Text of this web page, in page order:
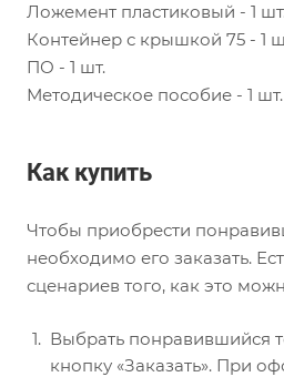
Ложемент пластиковый - 1
Контейнер с крышкой 75 - 1
ПО - 1 шт.
Методическое пособие - 1 шт.
Как купить
Чтобы приобрести
необходимо его заказать.
сценариев того, как это
Выбрать понравившийся
кнопку «Заказать». При